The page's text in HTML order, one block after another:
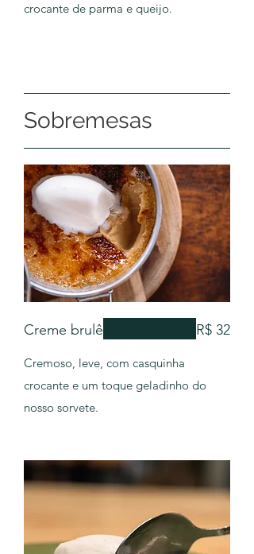
crocante de parma e queijo.
Sobremesas
Creme brulê
Cremoso, leve, com casquinha
crocante e um toque geladinho do
nosso sorvete.
R$ 32